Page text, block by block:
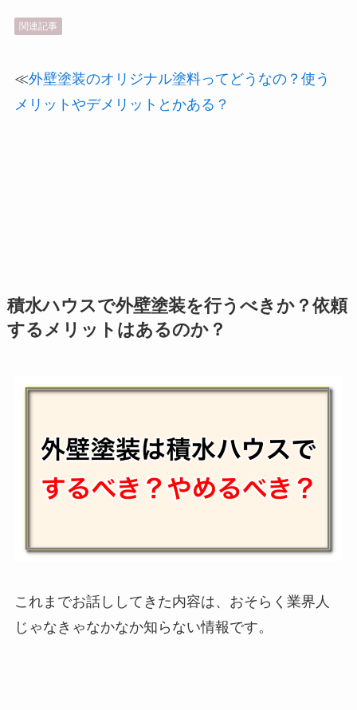
関連記事
≪外壁塗装のオリジナル塗料ってどうなの？使う
メリットやデメリットとかある？
積水ハウスで外壁塗装を行うべきか？依頼
するメリットはあるのか？
これまでお話ししてきた内容は、おそらく業界人
じゃなきゃなかなか知らない情報です。